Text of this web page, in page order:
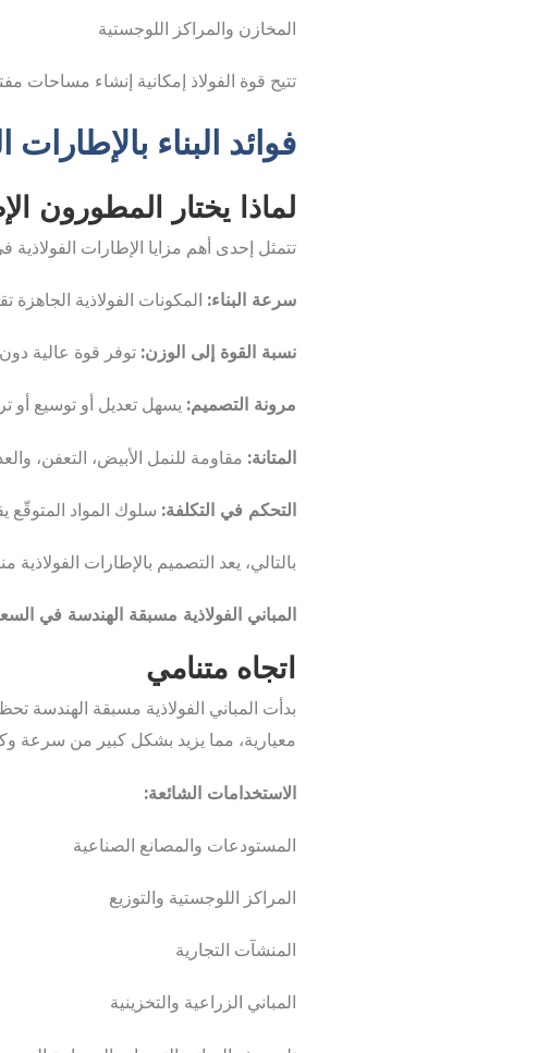
المخازن والمراكز اللوجستية
تتيح قوة الفولاذ إمكانية إنشاء مساحات
فوائد البناء
لماذا يختار المطورون
تتمثل إحدى أهم مزايا الإطارات الفولاذية
سرعة البناء: المكونات الفولاذية الجاهزة
نسبة القوة إلى الوزن: توفر قوة عالية
مرونة التصميم: يسهل تعديل أو توسيع أو
المتانة: مقاومة للنمل الأبيض، التعفن،
التحكم في التكلفة: سلوك المواد المتوقّع
بالتالي، يعد التصميم بالإطارات الفولاذية
المباني الفولاذية مسبقة الهندسة في
اتجاه متنامي
بدأت المباني الفولاذية مسبقة الهندسة
معيارية، مما يزيد بشكل كبير من سرعة
الاستخدامات الشائعة:
المستودعات والمصانع الصناعية
المراكز اللوجستية والتوزيع
المنشآت التجارية
المباني الزراعية والتخزينية